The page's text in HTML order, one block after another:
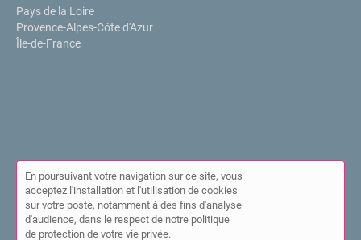
Pays de la Loire
Provence-Alpes-Côte d'Azur
Île-de-France
© Annuaire de l'IPPP 2026 |Plan du site|Mon compte
Mentions légales|Cookies
En poursuivant votre navigation sur ce site, vous
acceptez l'installation et l'utilisation de cookies
sur votre poste, notamment à des fins d'analyse
d'audience, dans le respect de notre politique
de protection de votre vie privée.